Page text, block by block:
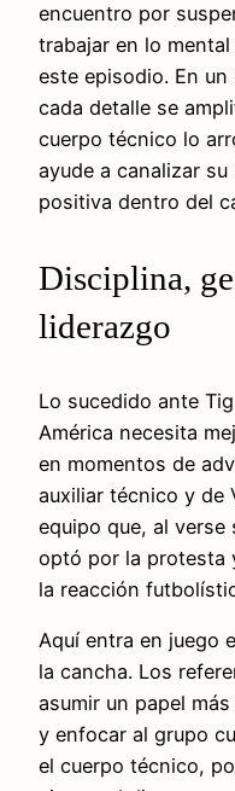
encuentro por
trabajar en lo
este episodio. En
cada detalle se
cuerpo técnico lo
ayude a canalizar
positiva dentro del
Disciplina,
liderazgo
Lo sucedido ante
América necesita
en momentos de
auxiliar técnico y de
equipo que, al verse
optó por la protesta
la reacción
Aquí entra en juego
la cancha. Los
asumir un papel
y enfocar al grupo
el cuerpo técnico,